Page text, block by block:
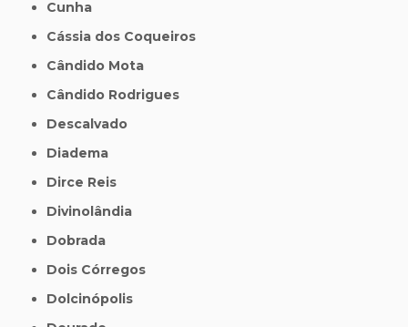
Cunha
Cássia dos Coqueiros
Cândido Mota
Cândido Rodrigues
Descalvado
Diadema
Dirce Reis
Divinolândia
Dobrada
Dois Córregos
Dolcinópolis